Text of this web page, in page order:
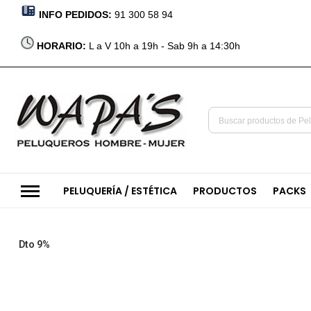
INFO PEDIDOS: 91 300 58 94
HORARIO: L a V 10h a 19h - Sab 9h a 14:30h
PELUQUERÍA / ESTÉTICA PRODUCTOS PACKS
Saltar
Dto 9%